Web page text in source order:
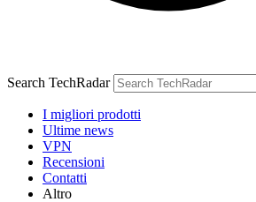
Search TechRadar
I migliori prodotti
Ultime news
VPN
Recensioni
Contatti
Altro